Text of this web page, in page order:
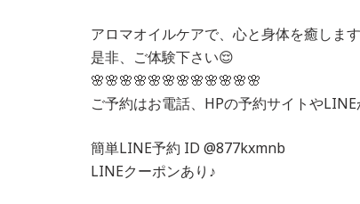
アロマオイルケアで、心と身体を癒しま
是非、ご体験下さい😌
🌸🌸🌸🌸🌸🌸🌸🌸🌸🌸🌸🌸
ご予約はお電話、HPの予約サイトや
簡単LINE予約 ID @877kxmnb
LINEクーポンあり♪